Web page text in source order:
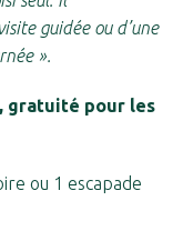
guidée ou d’une
».
gratuité pour les
ou 1 escapade